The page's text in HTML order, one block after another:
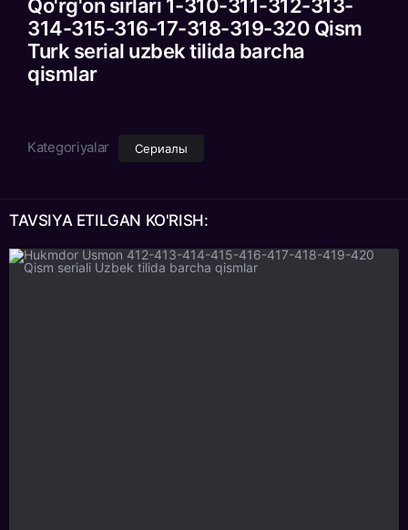
Qo'rg'on sirlari 1-310-311-312-313-
314-315-316-17-318-319-320 Qism
Turk serial uzbek tilida barcha
qismlar
Kategoriyalar Сериалы
TAVSIYA ETILGAN KO'RISH: